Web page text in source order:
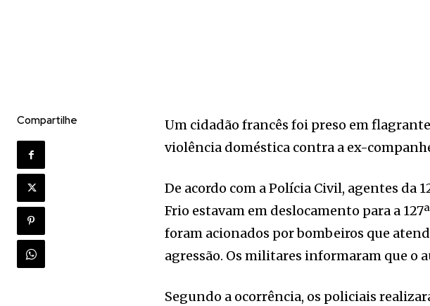
Compartilhe
Um cidadão francês foi preso em
violência doméstica contra a ex-
De acordo com a Polícia Civil, agentes da
Frio estavam em deslocamento para a
foram acionados por bombeiros que
agressão. Os militares informaram que o
Segundo a ocorrência, os policiais